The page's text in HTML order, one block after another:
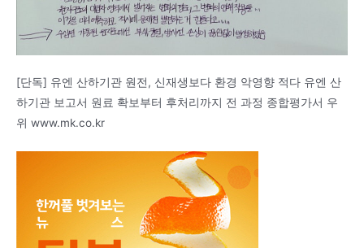
[단독] 유엔 산하기관 원전, 신재생보다 환경 악영향 적다 유엔 산
하기관 보고서 원료 확보부터 후처리까지 전 과정 종합평가서 우
위 www.mk.co.kr